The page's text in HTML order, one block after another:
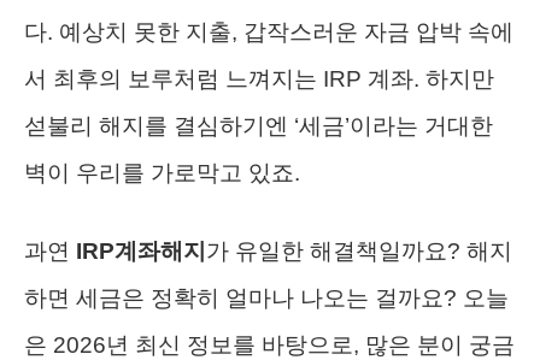
다. 예상치 못한 지출, 갑작스러운 자금 압박 속에
서 최후의 보루처럼 느껴지는 IRP 계좌. 하지만
섣불리 해지를 결심하기엔 ‘세금’이라는 거대한
벽이 우리를 가로막고 있죠.
과연 IRP계좌해지 가 유일한 해결책일까요? 해지
하면 세금은 정확히 얼마나 나오는 걸까요? 오늘
은 2026년 최신 정보를 바탕으로, 많은 분이 궁금